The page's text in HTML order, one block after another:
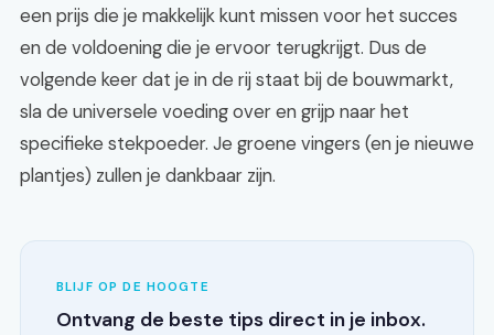
een prijs die je makkelijk kunt missen voor het succes
en de voldoening die je ervoor terugkrijgt. Dus de
volgende keer dat je in de rij staat bij de bouwmarkt,
sla de universele voeding over en grijp naar het
specifieke stekpoeder. Je groene vingers (en je nieuwe
plantjes) zullen je dankbaar zijn.
BLIJF OP DE HOOGTE
Ontvang de beste tips direct in je inbox.